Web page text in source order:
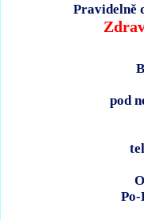
Pravidelně
pod